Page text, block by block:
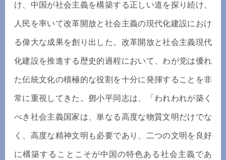
け、中国が社会主義を構築する正しい道を探り続け、
人民を率いて改革開放と社会主義の現代化建設におけ
る偉大な成果を創り出した。改革開放と社会主義現代
化建設を推進する歴史的過程において、わが党は優れ
た伝統文化の積極的な役割を十分に発揮することを非
常に重視してきた。鄧小平同志は、「われわれが築く
べき社会主義国家は、単なる高度な物質文明だけでな
く、高度な精神文明も必要であり、二つの文明を良好
に構築することこそが中国の特色ある社会主義であ